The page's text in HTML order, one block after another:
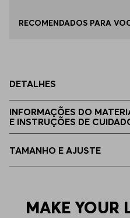
34
31
33
35
RECOMENDADOS PARA
DETALHES
INFORMAÇÕES DO
E INSTRUÇÕES DE
TAMANHO E AJUSTE
MAKE YOUR